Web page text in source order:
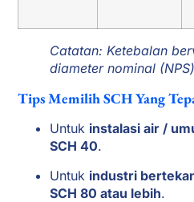
Catatan: Ketebalan
diameter nominal
Tips Memilih SCH Yang
Untuk instalasi air /
SCH 40.
Untuk industri
SCH 80 atau lebih.